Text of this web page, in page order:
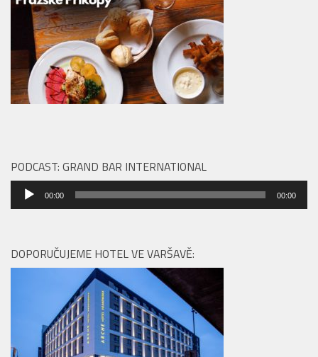
PODCAST: GRAND BAR INTERNATIONAL
Audio
přehrávač
00:00 00:00
DOPORUČUJEME HOTEL VE VARŠAVĚ: